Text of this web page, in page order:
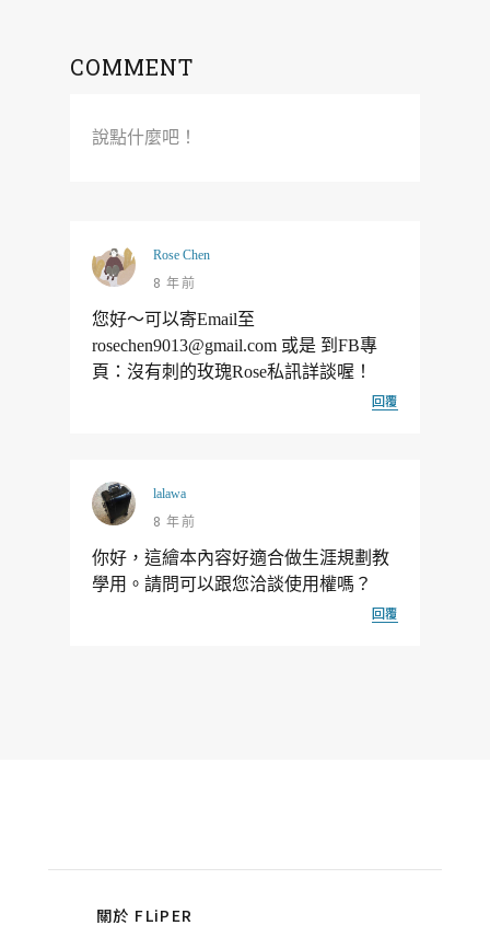
COMMENT
說點什麼吧！
Rose Chen
8 年前
您好～可以寄Email至
rosechen9013@gmail.com 或是 到FB專
頁：沒有刺的玫瑰Rose私訊詳談喔！
回覆
lalawa
8 年前
你好，這繪本內容好適合做生涯規劃教
學用。請問可以跟您洽談使用權嗎？
回覆
關於 FLiPER